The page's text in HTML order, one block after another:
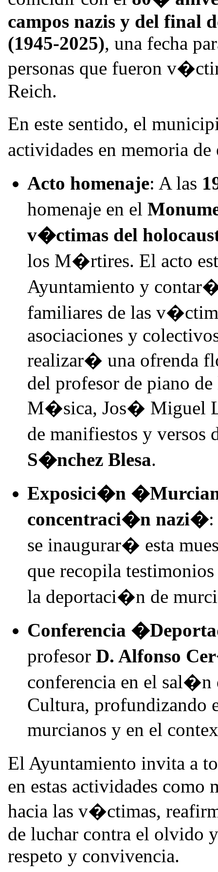
campos nazis y del final
(1945-2025), una fecha
personas que fueron
Reich.
En este sentido, el
actividades en memoria
Acto homenaje: A las
homenaje en el
v�ctimas del
los M�rtires. El acto
Ayuntamiento y
familiares de las
asociaciones y
realizar� una ofrenda
del profesor de piano
M�sica, Jos� Miguel
de manifiestos y versos
S�nchez Blesa.
Exposici�n
concentraci�n nazi�:
se inaugurar� esta
que recopila
la deportaci�n de
Conferencia
profesor D. Alfonso
conferencia en el sal�n
Cultura, profundizando
murcianos y en el
El Ayuntamiento invita a
en estas actividades como
hacia las v�ctimas,
de luchar contra el olvido
respeto y convivencia.